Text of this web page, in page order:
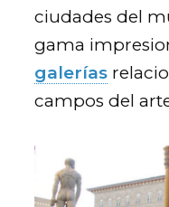
ciudades del
gama
galerías
campos del